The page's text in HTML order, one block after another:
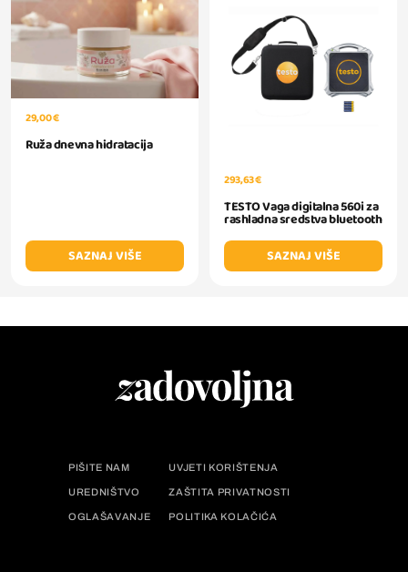
29,00 €
Ruža dnevna hidratacija
SAZNAJ VIŠE
293,63 €
TESTO Vaga digitalna 560i za
rashladna sredstva bluetooth
SAZNAJ VIŠE
PIŠITE NAM UVJETI KORIŠTENJA
UREDNIŠTVO ZAŠTITA PRIVATNOSTI
OGLAŠAVANJE POLITIKA KOLAČIĆA